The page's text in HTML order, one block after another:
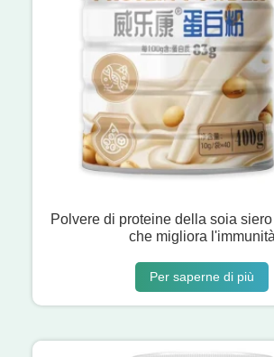
Polvere di proteine ​​della soia
che migliora l'immunità
Per saperne di più